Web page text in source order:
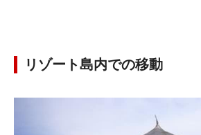
リゾート島内での移動